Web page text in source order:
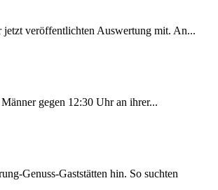
jetzt veröffentlichten Auswertung mit. An...
gegen 12:30 Uhr an ihrer...
Genuss-Gaststätten hin. So suchten